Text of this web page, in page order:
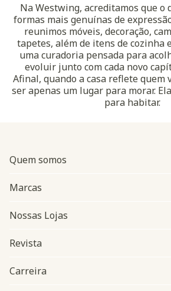
Na Westwing, acreditamos que o
formas mais genuínas de
reunimos móveis, decoração,
tapetes, além de itens de cozinha
uma curadoria pensada para
evoluir junto com cada novo
Afinal, quando a casa reflete quem
ser apenas um lugar para morar.
para habitar.
Quem somos
Marcas
Nossas Lojas
Revista
Carreira